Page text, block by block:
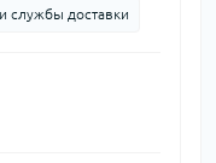
службы доставки